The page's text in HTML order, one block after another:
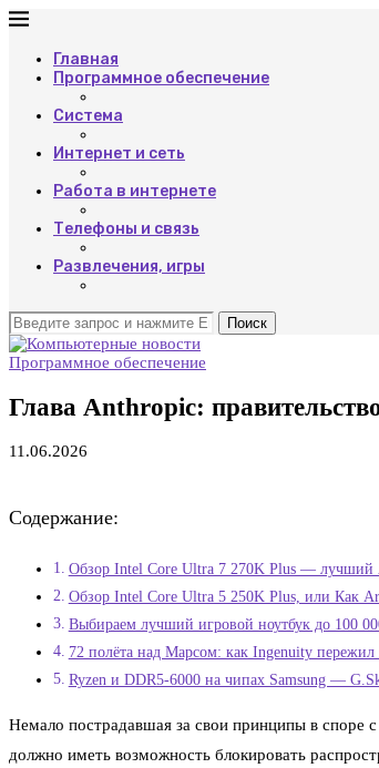
Главная
Программное обеспечение
Система
Интернет и сеть
Работа в интернете
Телефоны и связь
Развлечения, игры
Поиск
Программное обеспечение
Глава Anthropic:
11.06.2026
Содержание:
Обзор Intel Core Ultra 7 270K Plus — лучший
Обзор Intel Core Ultra 5 250K Plus, или Как
Выбираем лучший игровой ноутбук до 100
72 полёта над Марсом: как Ingenuity
Ryzen и DDR5-6000 на чипах Samsung —
Немало пострадавшая за свои принципы в споре
должно иметь возможность блокировать